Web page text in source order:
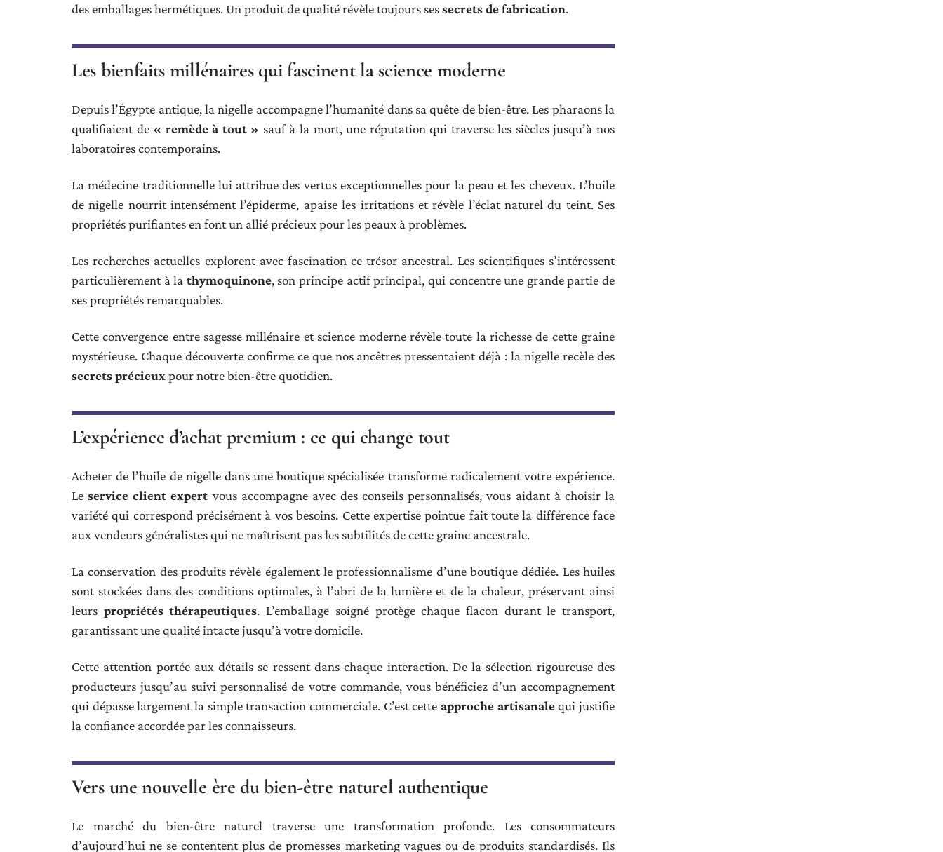
des emballages hermétiques. Un produit de qualité révèle toujours sessecrets de fabrication.
Les bienfaits millénaires qui fascinent la science moderne
Depuis l’Égypte antique, la nigelle accompagne l’humanité dans sa quête de bien-être. Les pharaons la
qualifiaient de « remède à tout » sauf à la mort, une réputation qui traverse les siècles jusqu’à nos
laboratoires contemporains.
La médecine traditionnelle lui attribue des vertus exceptionnelles pour la peau et les cheveux. L’huile
de nigelle nourrit intensément l’épiderme, apaise les irritations et révèle l’éclat naturel du teint. Ses
propriétés purifiantes en font un allié précieux pour les peaux à problèmes.
Les recherches actuelles explorent avec fascination ce trésor ancestral. Les scientifiques s’intéressent
particulièrement à la thymoquinone, son principe actif principal, qui concentre une grande partie de
ses propriétés remarquables.
Cette convergence entre sagesse millénaire et science moderne révèle toute la richesse de cette graine
mystérieuse. Chaque découverte confirme ce que nos ancêtres pressentaient déjà : la nigelle recèle des
secrets précieux pour notre bien-être quotidien.
L’expérience d’achat premium : ce qui change tout
Acheter de l’huile de nigelle dans une boutique spécialisée transforme radicalement votre expérience.
Leservice client expert vous accompagne avec des conseils personnalisés, vous aidant à choisir la
variété qui correspond précisément à vos besoins. Cette expertise pointue fait toute la différence face
aux vendeurs généralistes qui ne maîtrisent pas les subtilités de cette graine ancestrale.
La conservation des produits révèle également le professionnalisme d’une boutique dédiée. Les huiles
sont stockées dans des conditions optimales, à l’abri de la lumière et de la chaleur, préservant ainsi
leurs propriétés thérapeutiques. L’emballage soigné protège chaque flacon durant le transport,
garantissant une qualité intacte jusqu’à votre domicile.
Cette attention portée aux détails se ressent dans chaque interaction. De la sélection rigoureuse des
producteurs jusqu’au suivi personnalisé de votre commande, vous bénéficiez d’un accompagnement
qui dépasse largement la simple transaction commerciale. C’est cette approche artisanalequi justifie
la confiance accordée par les connaisseurs.
Vers une nouvelle ère du bien-être naturel authentique
Le marché du bien-être naturel traverse une transformation profonde. Les consommateurs
d’aujourd’hui ne se contentent plus de promesses marketing vagues ou de produits standardisés. Ils